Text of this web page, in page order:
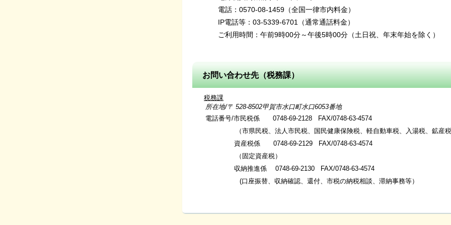
電話：0570-08-1459（全国一律市内料金）
IP電話等：03-5339-6701（通常通話料金）
ご利用時間：午前9時00分～午後5時00分（土日祝、年末年始を除く）
お問い合わせ先（税務課）
税務課
所在地/〒 528-8502甲賀市水口町水口6053番地
電話番号/市民税係 0748-69-2128 FAX/0748-63-4574
（市県民税、法人市民税、国民健康保険税、軽自動車税、入湯税、鉱産
資産税係 0748-69-2129 FAX/0748-63-4574
（固定資産税）
収納推進係
0748-69-2130 FAX/0748-63-4574
(口座振替、収納確認、還付、市税の納税相談、滞納事務等）